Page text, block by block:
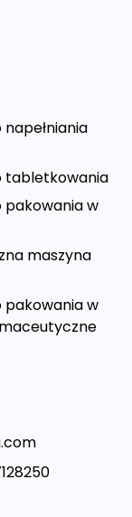
tabletkowania
pakowania w
maszyna
pakowania w